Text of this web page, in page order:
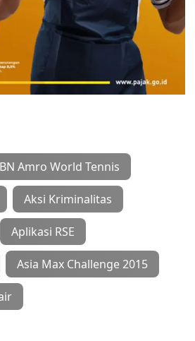
Amro World Tennis
Aksi Kriminalitas
Aplikasi RSE
Asia Max Challenge 2015